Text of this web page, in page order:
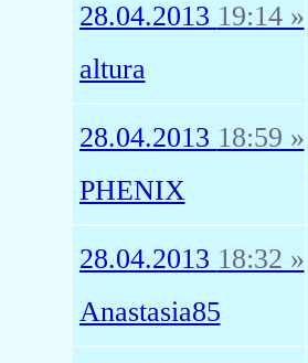
28.04.2013 19:14 »
altura
28.04.2013 18:59 »
PHENIX
28.04.2013 18:32 »
Anastasia85